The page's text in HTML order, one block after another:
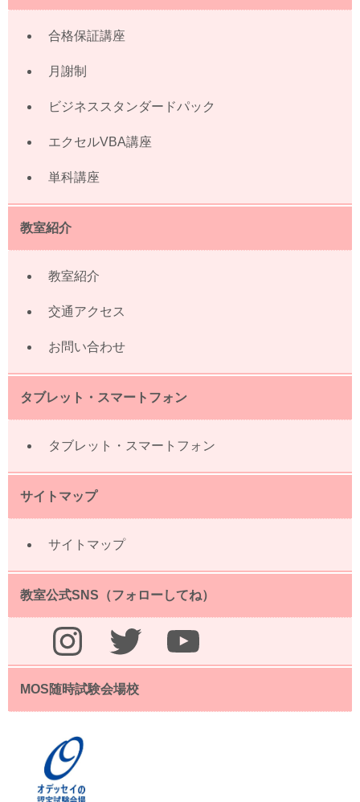
合格保証講座
月謝制
ビジネススタンダードパック
エクセルVBA講座
単科講座
教室紹介
教室紹介
交通アクセス
お問い合わせ
タブレット・スマートフォン
タブレット・スマートフォン
サイトマップ
サイトマップ
教室公式SNS（フォローしてね）
Instagram Twitter YouTube
MOS随時試験会場校